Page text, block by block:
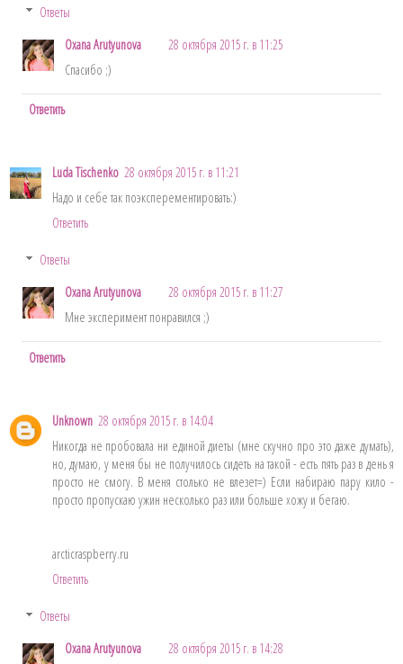
Ответы
Oxana Arutyunova
28 октября 2015 г. в 11:25
Спасибо ;)
Ответить
Luda Tischenko 28 октября 2015 г. в 11:21
Надо и себе так поэксперементировать:)
Ответить
Ответы
Oxana Arutyunova
28 октября 2015 г. в 11:27
Мне эксперимент понравился ;)
Ответить
Unknown 28 октября 2015 г. в 14:04
Никогда не пробовала ни единой диеты (мне скучно про это даже думать),
но, думаю, у меня бы не получилось сидеть на такой - есть пять раз в день я
просто не смогу. В меня столько не влезет=) Если набираю пару кило -
просто пропускаю ужин несколько раз или больше хожу и бегаю.
arcticraspberry.ru
Ответить
Ответы
Oxana Arutyunova
28 октября 2015 г. в 14:28